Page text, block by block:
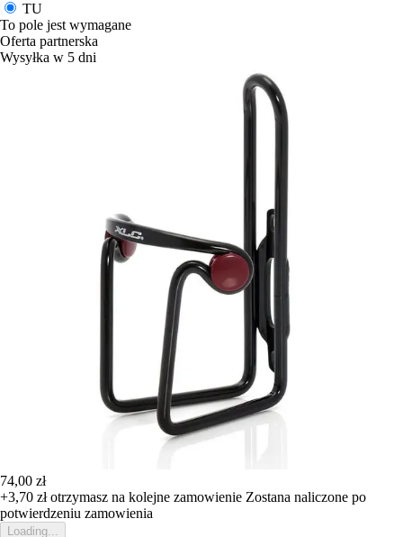
TU
To pole jest wymagane
Oferta partnerska
Wysyłka w 5 dni
74,00 zł
+3,70 złotrzymasz na kolejne zamowienie Zostana naliczone po
potwierdzeniu zamowienia
Loading...